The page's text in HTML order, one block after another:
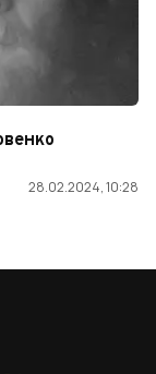
28.02.2024, 10:28